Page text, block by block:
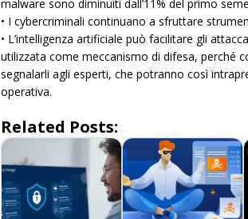
malware sono diminuiti dall’11% del primo
• I cybercriminali continuano a sfruttare
• L’intelligenza artificiale può facilitare gli
utilizzata come meccanismo di difesa, perché
segnalarli agli esperti, che potranno così
operativa.
Related Posts: